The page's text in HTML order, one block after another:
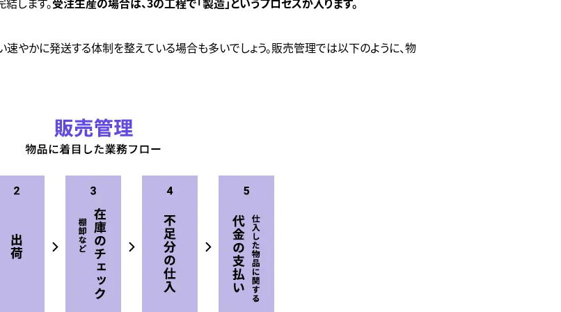
やかに発送する体制を整えている場合も多いでしょう。販売管理では以下のように、物